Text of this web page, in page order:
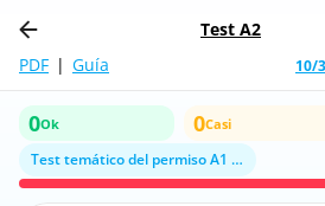
Test A2
PDF | Guía 10/
0Ok 0Casi
Test temático del permiso A1 y A2 sobre